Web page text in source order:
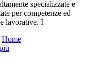
specializzate e
per competenze ed
lavorative. I
|Home|